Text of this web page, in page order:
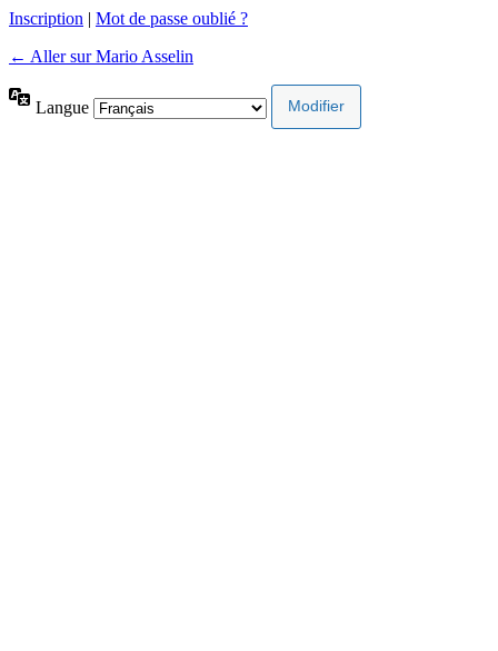
Inscription | Mot de passe oublié ?
← Aller sur Mario Asselin
Langue